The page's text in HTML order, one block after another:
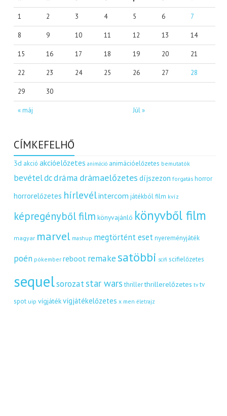
« máj Júl »
1 2 3 4 5 6 7
8 9 10 11 12 13 14
15 16 17 18 19 20 21
22 23 24 25 26 27 28
29 30
CÍMKEFELHŐ
3d akció akcióelőzetes animáció animációelőzetes bemutatók
bevételdcdráma drámaelőzetes díjszezon forgatás horror
horrorelőzetes hírlevélintercom játékból film kvíz
képregényből film könyvajánló könyvből film
magyar marvel mashup megtörtént eset nyereményjáték
poén pókember reboot remakesatöbbi scifi scifielőzetes
sequelsorozatstar wars thriller thrillerelőzetes tv tv
spot uip vígjátékvígjátékelőzetes x men életrajz